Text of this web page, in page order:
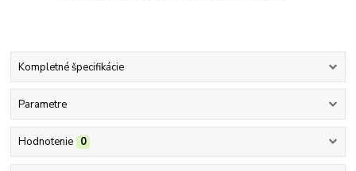
Kompletné špecifikácie
Parametre
Hodnotenie 0